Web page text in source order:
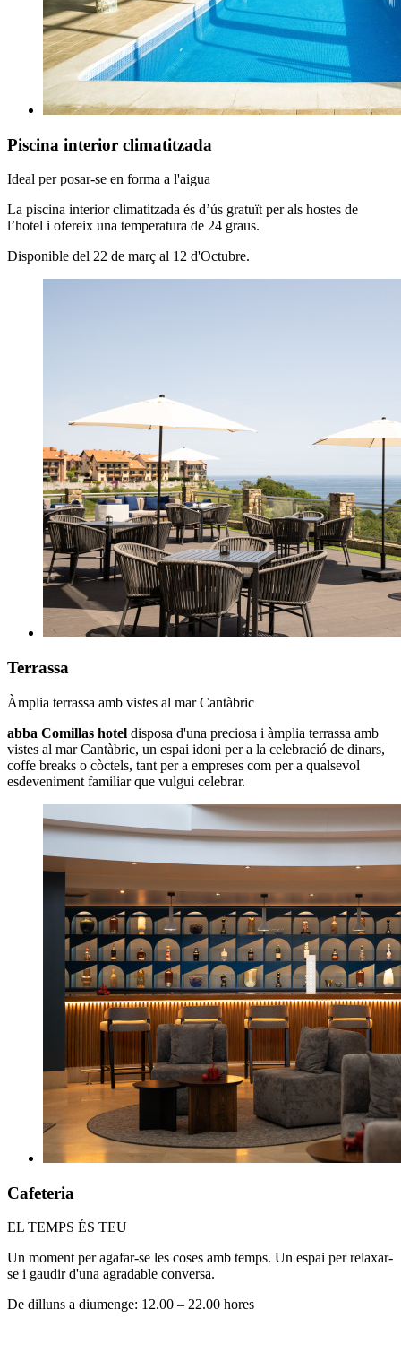
Piscina interior climatitzada
Ideal per posar-se en forma a l'aigua
La piscina interior climatitzada és d’ús gratuït per als hostes de
l’hotel i ofereix una temperatura de 24 graus.
Disponible del 22 de març al 12 d'Octubre.
Terrassa
Àmplia terrassa amb vistes al mar Cantàbric
abba Comillas hotel disposa d'una preciosa i àmplia terrassa amb
vistes al mar Cantàbric, un espai idoni per a la celebració de dinars,
coffe breaks o còctels, tant per a empreses com per a qualsevol
esdeveniment familiar que vulgui celebrar.
Cafeteria
EL TEMPS ÉS TEU
Un moment per agafar-se les coses amb temps. Un espai per relaxar-
se i gaudir d'una agradable conversa.
De dilluns a diumenge: 12.00 – 22.00 hores